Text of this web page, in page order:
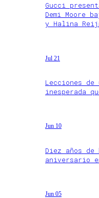
Gucci
Demi Moore
y Halina
Jul 21
Lecciones
inesperada
Jun 10
Diez años
aniversario
Jun 05